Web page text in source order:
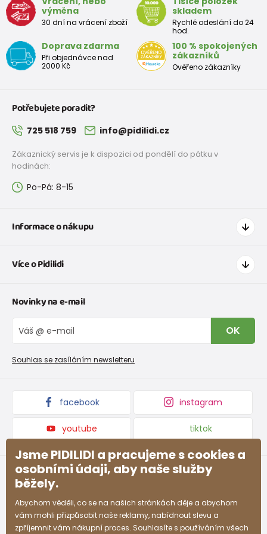
EU
35 36 38 39 40 41
stélky v
mm
225 231 237 243 249 255 261 267
výměna
30 dní na vrácení zboží
skladem
Rychlé odeslání do 24
hod.
Doprava zdarma
Při objednávce nad
2000 Kč
100 % spokojených
zákazníků
Ověřeno zákazníky
Potřebujete poradit?
725 518 759 info@pidilidi.cz
Zákaznický servis je k dispozici od pondělí do pátku v
hodinách:
Po-Pá: 8-15
Informace o nákupu
Doprava a platba
Tabulka velikostí obuvi
Vrácení zboží a reklamace
Reklamační řád
Nevyzvednutá objednávka na dobírku
Více o Pidilidi
O nás
Blog
Velkoobchod PiDiLiDi
Affiliate program
Kolekce zboží
Novinky na e-mail
OK
Souhlas se zasíláním newsletteru
facebook instagram
youtube tiktok
Jsme PIDILIDI a pracujeme s cookies a
osobními údaji, aby naše služby
běžely.
Abychom věděli, co se na našich stránkách děje a abychom
vám mohli přizpůsobit naše reklamy, nabídnout slevu a
zpříjemnit vám nákupní proces. Souhlasíte s používáním všech